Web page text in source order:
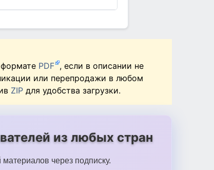
PDF , если в описании не
или перепродажи в любом
ZIP для удобства загрузки.
из любых стран
через подписку.